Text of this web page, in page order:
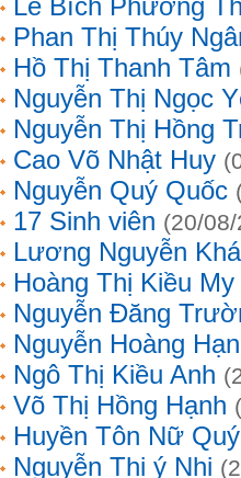
Lê Bích Phương
Phan Thị Thúy
Hồ Thị Thanh Tâm
Nguyễn Thị Ngọc
Nguyễn Thị Hồng
Cao Võ Nhật Huy
Nguyễn Quý Quốc
17 Sinh viên (20/
Lương Nguyễn
Hoàng Thị Kiều My
Nguyễn Đăng
Nguyễn Hoàng
Ngô Thị Kiều Anh
Võ Thị Hồng Hạnh
Huyền Tôn Nữ
Nguyễn Thị ý Nhi